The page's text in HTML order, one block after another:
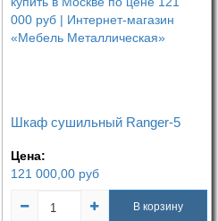
Шкаф сушильный Ranger-5
Цена:
121 000,00 руб
В корзину